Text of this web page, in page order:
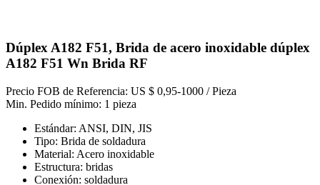
Dúplex A182 F51, Brida de acero inoxidable dúplex
A182 F51 Wn Brida RF
Precio FOB de Referencia: US $ 0,95-1000 / Pieza
Min. Pedido mínimo: 1 pieza
Estándar: ANSI, DIN, JIS
Tipo: Brida de soldadura
Material: Acero inoxidable
Estructura: bridas
Conexión: soldadura